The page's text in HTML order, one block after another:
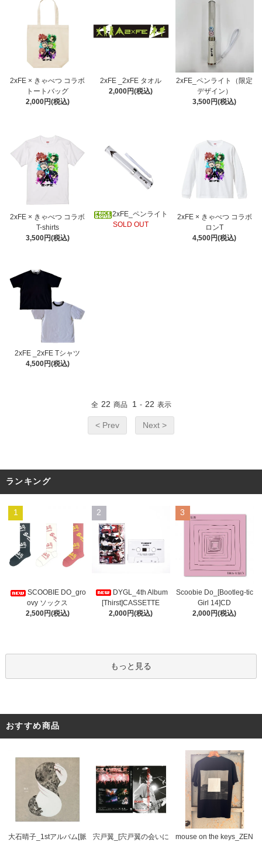
2xFE × きゃべつ コラボ
トートバッグ
2,000円(税込)
2xFE _2xFE タオル
2,000円(税込)
2xFE_ペンライト（限定
デザイン）
3,500円(税込)
2xFE × きゃべつ コラボ
T-shirts
3,500円(税込)
2xFE_ペンライト
SOLD OUT
2xFE × きゃべつ コラボ
ロンT
4,500円(税込)
2xFE _2xFE Tシャツ
4,500円(税込)
全 22 商品 1 - 22 表示
< Prev Next >
ランキング
1
SCOOBIE DO_gro
ovy ソックス
2,500円(税込)
2
DYGL_4th Album
[Thirst]CASSETTE
2,000円(税込)
3
Scoobie Do_[Bootleg-tic
Girl 14]CD
2,000円(税込)
もっと見る
おすすめ商品
大石晴子_1stアルバム[脈
宍戸翼_[宍戸翼の会いに
mouse on the keys_ZEN